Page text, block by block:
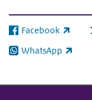
Facebook
(externe link)
WhatsApp
(externe link)